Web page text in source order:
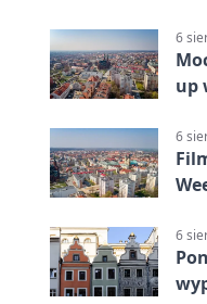
6
up
6
6